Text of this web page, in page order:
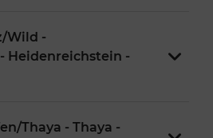
Wild -
Heidenreichstein -
Thaya - Thaya -